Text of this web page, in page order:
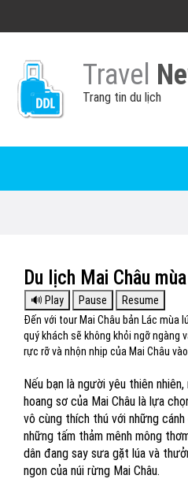
Travel
Trang tin du lịch
Du lịch Mai Châu
Đến với tour Mai Châu bản Lác mùa
quý khách sẽ không khỏi ngỡ
rực rỡ và nhộn nhịp của Mai Châu
Nếu bạn là người yêu thiên
hoang sơ của Mai Châu là lựa
vô cùng thích thú với những
những tấm thảm mênh mông
dân đang say sưa gặt lúa và
ngon của núi rừng Mai Châu.